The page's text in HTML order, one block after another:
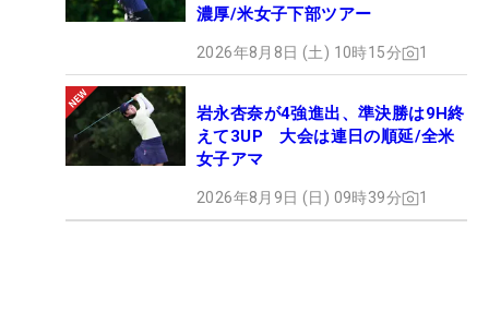
濃厚/米女子下部ツアー
2026年8月8日 (土) 10時15分 1
岩永杏奈が4強進出、準決勝は9H終
えて3UP 大会は連日の順延/全米
女子アマ
2026年8月9日 (日) 09時39分 1